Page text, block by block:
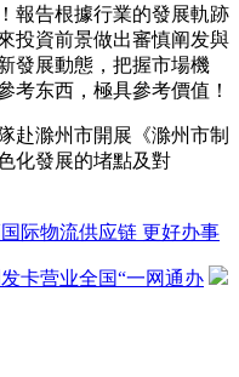
報告根據行業的發展軌跡
投資前景做出審慎阐发與
發展動態，把握市場機
考东西，極具參考價值！
滁州市開展《滁州市制
化發展的堵點及對
际物流供应链 更好办事
卡营业全国“一网通办